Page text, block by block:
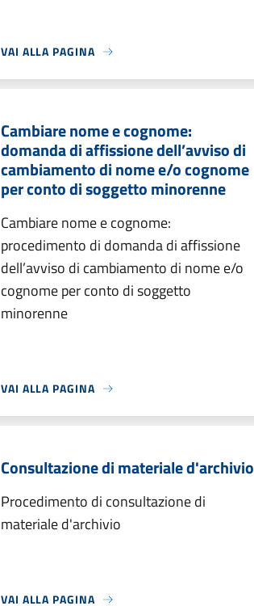
VAI ALLA PAGINA
Cambiare nome e cognome:
domanda di affissione dell’avviso di
cambiamento di nome e/o cognome
per conto di soggetto minorenne
Cambiare nome e cognome:
procedimento di domanda di affissione
dell’avviso di cambiamento di nome e/o
cognome per conto di soggetto
minorenne
VAI ALLA PAGINA
Consultazione di materiale d'archivio
Procedimento di consultazione di
materiale d'archivio
VAI ALLA PAGINA